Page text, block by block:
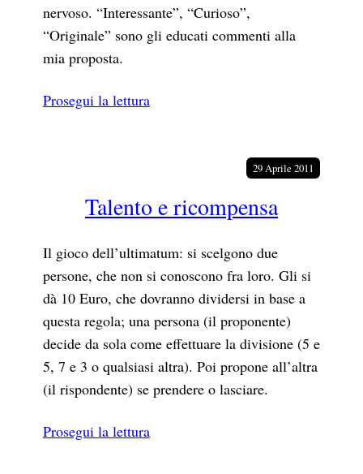
nervoso. “Interessante”, “Curioso”,
“Originale” sono gli educati commenti alla
mia proposta.
Prosegui la lettura
29 Aprile 2011
Talento e ricompensa
Il gioco dell’ultimatum: si scelgono due
persone, che non si conoscono fra loro. Gli si
dà 10 Euro, che dovranno dividersi in base a
questa regola; una persona (il proponente)
decide da sola come effettuare la divisione (5 e
5, 7 e 3 o qualsiasi altra). Poi propone all’altra
(il rispondente) se prendere o lasciare.
Prosegui la lettura